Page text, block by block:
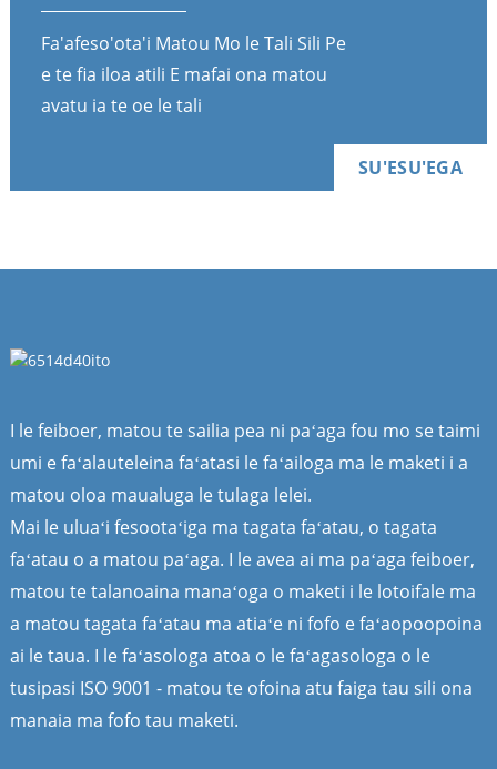
Fa'afeso'ota'i Matou Mo le Tali Sili Pe
e te fia iloa atili E mafai ona matou
avatu ia te oe le tali
SU'ESU'EGA
I le feiboer, matou te sailia pea ni paʻaga fou mo se taimi
umi e faʻalauteleina faʻatasi le faʻailoga ma le maketi i a
matou oloa maualuga le tulaga lelei.
Mai le uluaʻi fesootaʻiga ma tagata faʻatau, o tagata
faʻatau o a matou paʻaga. I le avea ai ma paʻaga feiboer,
matou te talanoaina manaʻoga o maketi i le lotoifale ma
a matou tagata faʻatau ma atiaʻe ni fofo e faʻaopoopoina
ai le taua. I le faʻasologa atoa o le faʻagasologa o le
tusipasi ISO 9001 - matou te ofoina atu faiga tau sili ona
manaia ma fofo tau maketi.